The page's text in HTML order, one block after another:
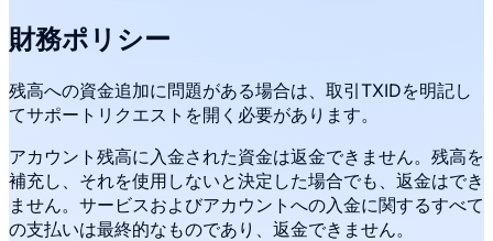
財務ポリシー
残高への資金追加に問題がある場合は、取引TXIDを明記し
てサポートリクエストを開く必要があります。
アカウント残高に入金された資金は返金できません。残高を
補充し、それを使用しないと決定した場合でも、返金はでき
ません。サービスおよびアカウントへの入金に関するすべて
の支払いは最終的なものであり、返金できません。